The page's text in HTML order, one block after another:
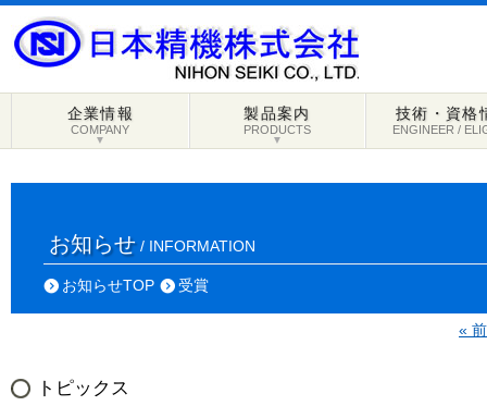
▼
企業情報
COMPANY
▼
製品案内
PRODUCTS
技術・資格
ENGINEER /
お知らせ/ INFORMATION
お知らせTOP 受賞
«
トピックス